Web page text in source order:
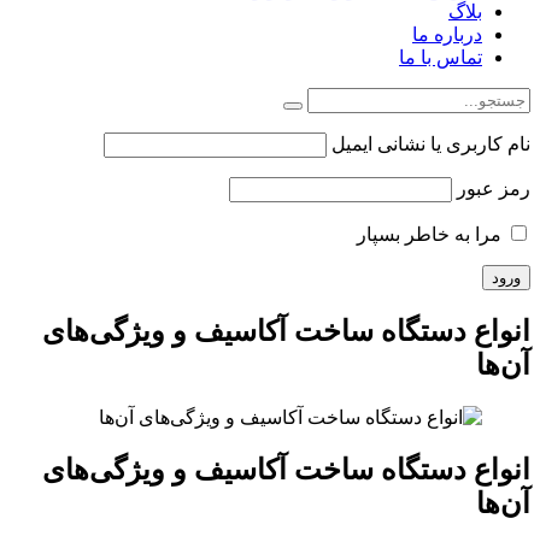
بلاگ
درباره ما
تماس با ما
نام کاربری یا نشانی ایمیل
رمز عبور
مرا به خاطر بسپار
انواع دستگاه ساخت آکاسیف و ویژگی‌های
آن‌ها
انواع دستگاه ساخت آکاسیف و ویژگی‌های
آن‌ها